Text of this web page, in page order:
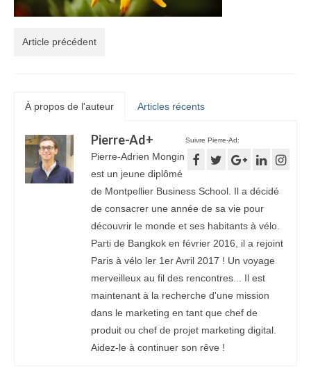
Article précédent
À propos de l'auteur Articles récents
Suivre Pierre-Ad:
Pierre-Ad+
Pierre-Adrien Mongin
est un jeune diplômé
de Montpellier Business School. Il a décidé
de consacrer une année de sa vie pour
découvrir le monde et ses habitants à vélo.
Parti de Bangkok en février 2016, il a rejoint
Paris à vélo ler 1er Avril 2017 ! Un voyage
merveilleux au fil des rencontres... Il est
maintenant à la recherche d'une mission
dans le marketing en tant que chef de
produit ou chef de projet marketing digital.
Aidez-le à continuer son rêve !